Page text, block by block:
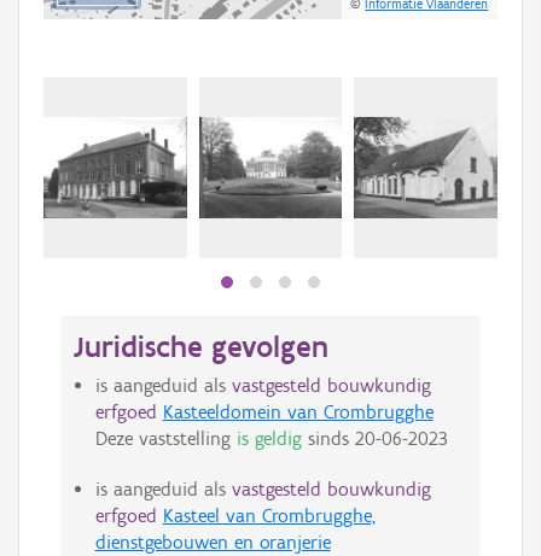
©Informatie Vlaanderen
Juridische gevolgen
is aangeduid als vastgesteld bouwkundig
erfgoed Kasteeldomein van Crombrugghe
Deze vaststelling is geldigsinds 20-06-2023
is aangeduid als vastgesteld bouwkundig
erfgoed Kasteel van Crombrugghe,
dienstgebouwen en oranjerie